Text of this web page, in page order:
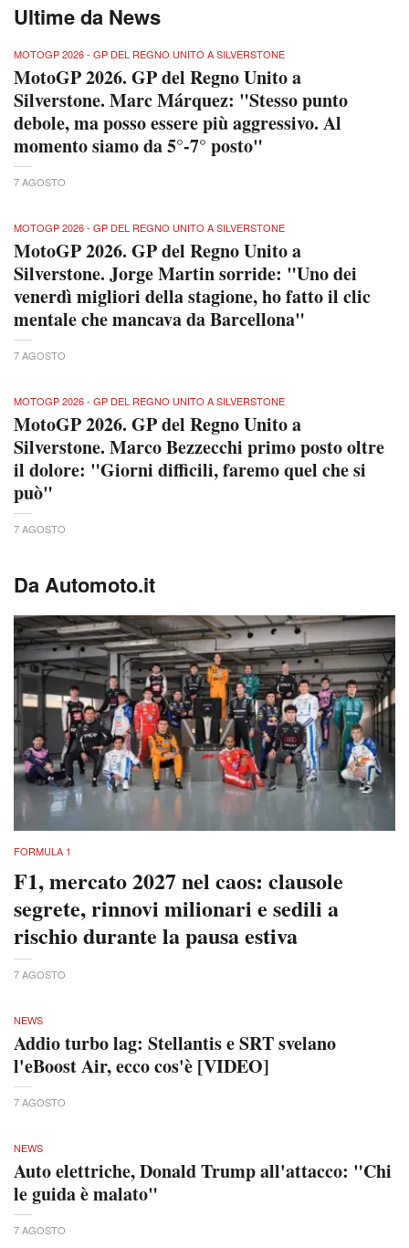
Ultime da News
MOTOGP 2026 - GP DEL REGNO UNITO A SILVERSTONE
MotoGP 2026. GP del Regno Unito a
Silverstone. Marc Márquez: "Stesso punto
debole, ma posso essere più aggressivo. Al
momento siamo da 5°-7° posto"
7 AGOSTO
MOTOGP 2026 - GP DEL REGNO UNITO A SILVERSTONE
MotoGP 2026. GP del Regno Unito a
Silverstone. Jorge Martin sorride: "Uno dei
venerdì migliori della stagione, ho fatto il clic
mentale che mancava da Barcellona"
7 AGOSTO
MOTOGP 2026 - GP DEL REGNO UNITO A SILVERSTONE
MotoGP 2026. GP del Regno Unito a
Silverstone. Marco Bezzecchi primo posto oltre
il dolore: "Giorni difficili, faremo quel che si
può"
7 AGOSTO
Da Automoto.it
FORMULA 1
F1, mercato 2027 nel caos: clausole
segrete, rinnovi milionari e sedili a
rischio durante la pausa estiva
7 AGOSTO
NEWS
Addio turbo lag: Stellantis e SRT svelano
l'eBoost Air, ecco cos'è [VIDEO]
7 AGOSTO
NEWS
Auto elettriche, Donald Trump all'attacco: "Chi
le guida è malato"
7 AGOSTO